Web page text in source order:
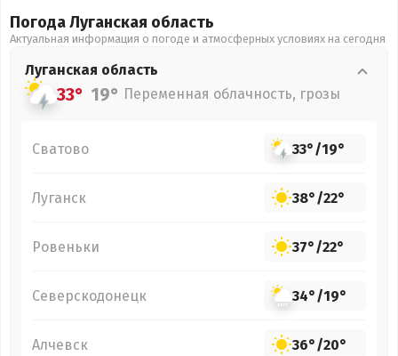
Погода Луганская область
Актуальная информация о погоде и атмосферных условиях на сегодня
Луганская область
33° 19° Переменная облачность, грозы
Сватово 33°/19°
Луганск 38°/22°
Ровеньки 37°/22°
Северскодонецк 34°/19°
Алчевск 36°/20°